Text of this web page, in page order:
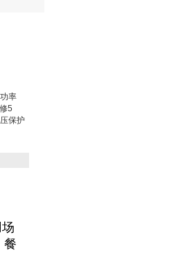
率
5
保护
餐